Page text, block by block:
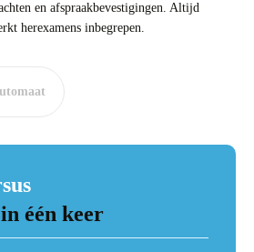
en afspraakbevestigingen. Altijd
herexamens inbegrepen.
één keer